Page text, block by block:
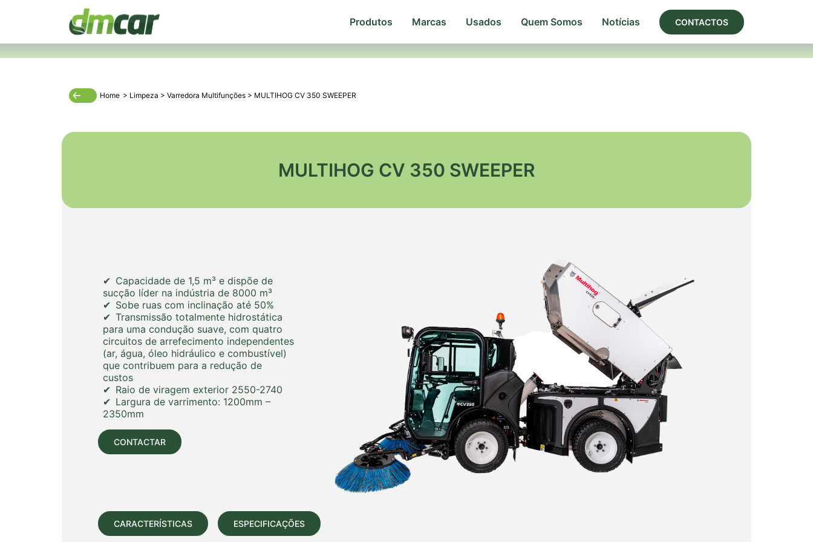
Produtos Marcas Usados Quem Somos Notícias CONTACTOS
Home > Limpeza > Varredora Multifunções > MULTIHOG CV 350 SWEEPER
MULTIHOG CV 350 SWEEPER
Capacidade de 1,5 m³ e dispõe de
sucção líder na indústria de 8000 m³
Sobe ruas com inclinação até 50%
Transmissão totalmente hidrostática
para uma condução suave, com quatro
circuitos de arrefecimento independentes
(ar, água, óleo hidráulico e combustível)
que contribuem para a redução de
custos
Raio de viragem exterior 2550-2740
Largura de varrimento: 1200mm –
2350mm
CONTACTAR
CARACTERÍSTICAS ESPECIFICAÇÕES